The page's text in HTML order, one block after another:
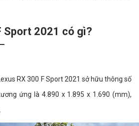
Sport 2021 có gì?
RX 300 F Sport 2021 sở hữu thông số
ứng là 4.890 x 1.895 x 1.690 (mm),